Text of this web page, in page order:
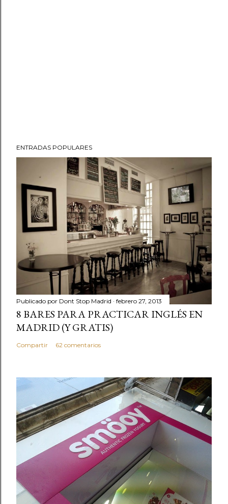
ENTRADAS POPULARES
Publicado por Dont Stop Madrid febrero 27, 2013
8 BARES PARA PRACTICAR INGLÉS EN
MADRID (Y GRATIS)
Compartir 62 comentarios